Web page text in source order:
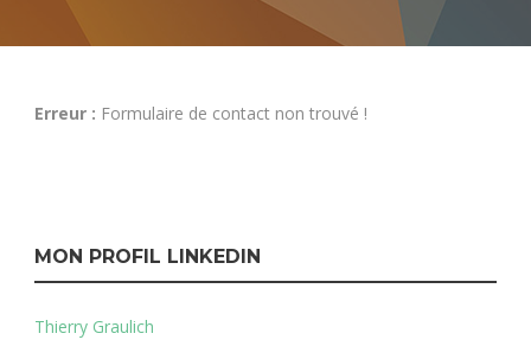
Erreur : Formulaire de contact non trouvé !
MON PROFIL LINKEDIN
Thierry Graulich